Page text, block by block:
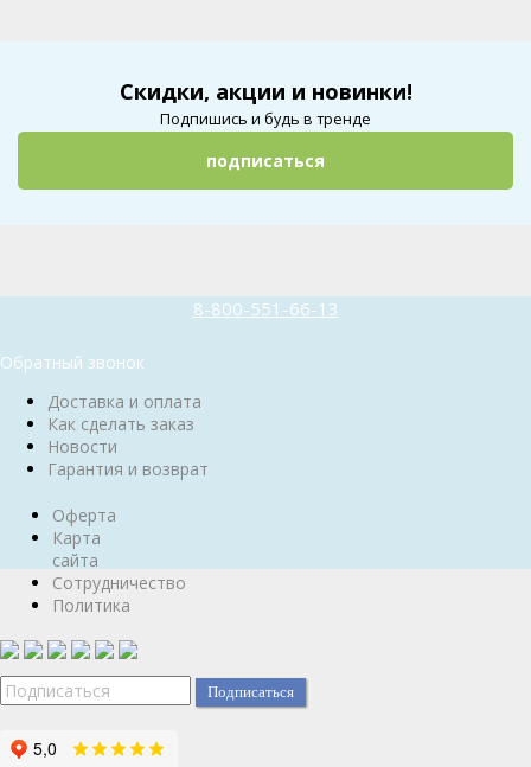
Скидки, акции и новинки!
Подпишись и будь в тренде
подписаться
8-800-551-66-13
Обратный звонок
Доставка и оплата
Как сделать заказ
Новости
Гарантия и возврат
Оферта
Карта
сайта
Сотрудничество
Политика